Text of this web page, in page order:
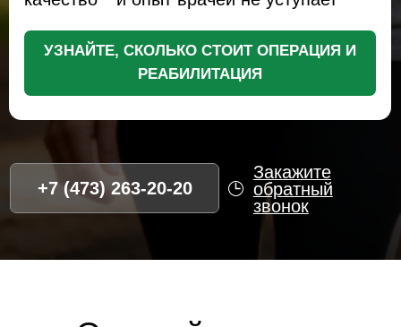
О нашей клинике
Ведущий центр эндопротезирования в
Центральном черноземье с современным
оборудованием и опытными
Лет опыта
15+
Успешных операций
2500+